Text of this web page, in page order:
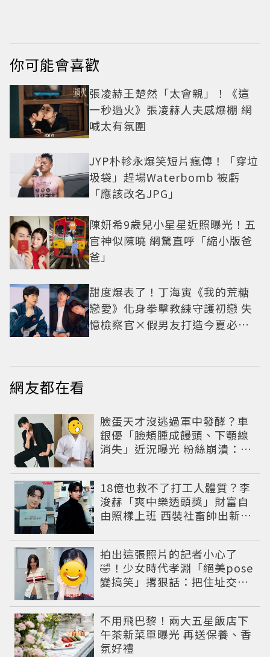
你可能會喜歡
張凌赫王楚然「太會親」！《這
一秒過火》張凌赫人夫感爆棚 網
喊太有氛圍
JYP朴軫永爆笑短片瘋傳！「穿垃
圾袋」趕場Waterbomb 被虧
「應該改名JPG」
陳妍希9歲兒小星星近照曝光！五
官神似陳曉 網驚直呼「縮小版爸
爸」
甜度爆表了！丁海寅《我的荒糖
戀愛》化身拳擊教練守護初戀 失
憶檢察官×假男友打造今夏必看
網友都在看
臉蛋天才沒逃過軍中發酵？車
銀優「臉頰腫成饅頭、下顎線
消失」近況曝光 粉絲崩潰：空
18億也救不了打工人體質？李
浚赫「爽中樂透頭獎」財富自
由照樣上班 西裝社畜帥出新高
拍出這張照片的記者小心了
🤣！少女時代孝淵「絕美pose
變搞笑」撂狠話：把住址交出
不用飛巴黎！兩大五星飯店下
午茶新菜單曝光 再送保養、香
氛好禮